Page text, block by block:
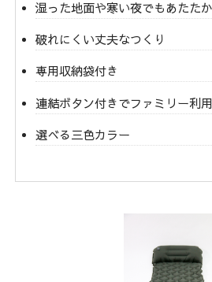
湿った地面や寒い夜でもあたた
破れにくい丈夫なつくり
専用収納袋付き
連結ボタン付きでファミリー利
選べる三色カラー